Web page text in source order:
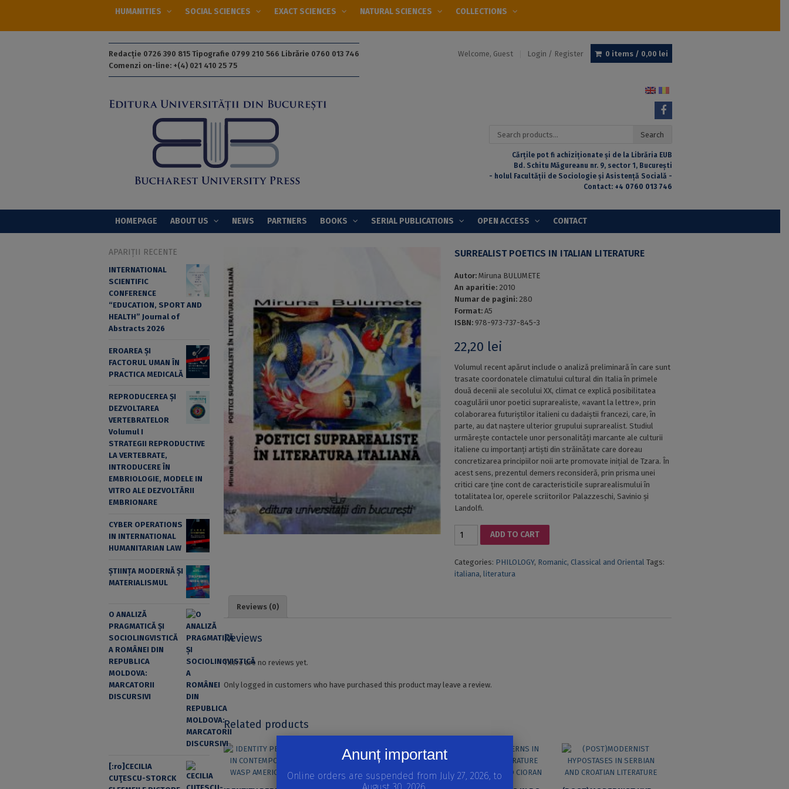
HUMANITIES SOCIAL SCIENCES EXACT SCIENCES NATURAL SCIENCES COLLECTIONS
Redacție 0726 390 815 Tipografie 0799 210 566 Librărie 0760 013 746
Comenzi on-line: +(4) 021 410 25 75
Welcome, Guest Login / Register 0 items / 0,00 lei
Search
Search
Cărțile pot fi achiziționate și de la Librăria EUB
Bd. Schitu Măgureanu nr. 9, sector 1, București
- holul Facultății de Sociologie și Asistență Socială -
Contact: +4 0760 013 746
HOMEPAGE ABOUT US NEWS PARTNERS BOOKS SERIAL PUBLICATIONS OPEN ACCESS CONTACT
SURREALIST POETICS IN ITALIAN LITERATURE
Autor:Miruna BULUMETE
An aparitie: 2010
Numar de pagini: 280
Format:A5
ISBN: 978-973-737-845-3
22,20 lei
Volumul recent apărut include o analiză preliminară în care sunt
trasate coordonatele climatului cultural din Italia în primele
două decenii ale secolului XX, climat ce explică posibilitatea
coagulării unor poetici suprarealiste, «avant la lettre», prin
colaborarea futuriștilor italieni cu dadaiștii francezi, care, în
parte, au dat naștere ulterior grupului suprarealist. Studiul
urmărește contactele unor personalități marcante ale culturii
italiene cu importanți artiști din străinătate care doreau
concretizarea principiilor noii arte promovate inițial de Tzara. În
acest sens, prezentul demers reconsideră, prin prisma unei
critici care ține cont de caracteristicile suprarealismului în
totalitatea lor, operele scriitorilor Palazzeschi, Savinio și
Landolfi.
SURREALIST
ITALIAN
LITERATURE
ADD TO CART
Categories: PHILOLOGY, Romanic, Classical and Oriental Tags:
italiana, literatura
Reviews (0)
Reviews
There are no reviews yet.
Only logged in customers who have purchased this product may leave a review.
Related products
APARIȚII RECENTE
INTERNATIONAL
SCIENTIFIC
CONFERENCE
“EDUCATION, SPORT AND
HEALTH” Journal of
Abstracts 2026
EROAREA ȘI
FACTORUL UMAN ÎN
PRACTICA MEDICALĂ
REPRODUCEREA ȘI
DEZVOLTAREA
VERTEBRATELOR
Volumul I
STRATEGII REPRODUCTIVE
LA VERTEBRATE,
INTRODUCERE ÎN
EMBRIOLOGIE, MODELE IN
VITRO ALE DEZVOLTĂRII
EMBRIONARE
CYBER OPERATIONS
IN INTERNATIONAL
HUMANITARIAN LAW
ȘTIINȚA MODERNĂ ȘI
MATERIALISMUL
O ANALIZĂ
PRAGMATICĂ ȘI
SOCIOLINGVISTICĂ
A ROMÂNEI DIN
REPUBLICA
MOLDOVA:
MARCATORII
DISCURSIVI
[:ro]CECILIA
CUŢESCU-STORCK
Anunț important
Online orders are suspended from July 27, 2026, to
August 30, 2026.